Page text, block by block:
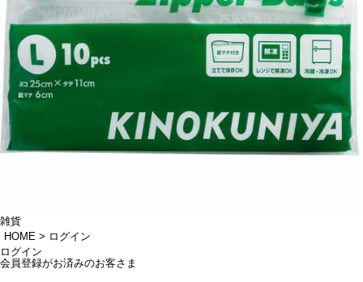
雑貨
HOME
ログイン
ログイン
会員登録がお済みのお客さま